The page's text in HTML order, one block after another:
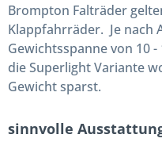
Brompton Falträder
Klappfahrräder. Je nach
Gewichtsspanne von 10
die Superlight Variante
Gewicht sparst.
sinnvolle